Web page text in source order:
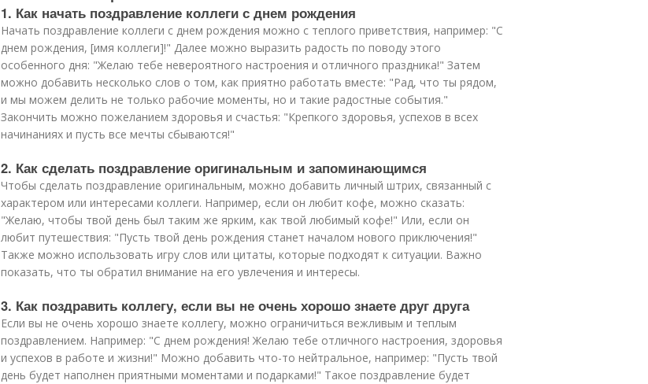
1. Как начать поздравление коллеги с днем рождения
Начать поздравление коллеги с днем рождения можно с теплого приветствия, например: "С
днем рождения, [имя коллеги]!" Далее можно выразить радость по поводу этого
особенного дня: "Желаю тебе невероятного настроения и отличного праздника!" Затем
можно добавить несколько слов о том, как приятно работать вместе: "Рад, что ты рядом,
и мы можем делить не только рабочие моменты, но и такие радостные события."
Закончить можно пожеланием здоровья и счастья: "Крепкого здоровья, успехов в всех
начинаниях и пусть все мечты сбываются!"
2. Как сделать поздравление оригинальным и запоминающимся
Чтобы сделать поздравление оригинальным, можно добавить личный штрих, связанный с
характером или интересами коллеги. Например, если он любит кофе, можно сказать:
"Желаю, чтобы твой день был таким же ярким, как твой любимый кофе!" Или, если он
любит путешествия: "Пусть твой день рождения станет началом нового приключения!"
Также можно использовать игру слов или цитаты, которые подходят к ситуации. Важно
показать, что ты обратил внимание на его увлечения и интересы.
3. Как поздравить коллегу, если вы не очень хорошо знаете друг друга
Если вы не очень хорошо знаете коллегу, можно ограничиться вежливым и теплым
поздравлением. Например: "С днем рождения! Желаю тебе отличного настроения, здоровья
и успехов в работе и жизни!" Можно добавить что-то нейтральное, например: "Пусть твой
день будет наполнен приятными моментами и подарками!" Такое поздравление будет